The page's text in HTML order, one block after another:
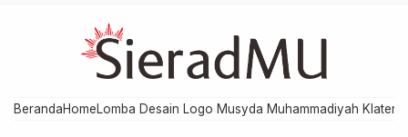
BerandaHomeLomba Desain Logo Musyda Muhammadiyah Klaten